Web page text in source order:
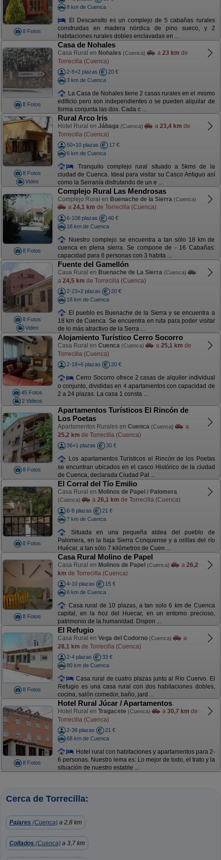
8 Fotos
8 km de Cuenca
El Descansito es un complejo de 5 cabañas rurales
construidas en madera nórdica de pino sueco, y 2
habitaciones rurales dobles enclavadas en ...
8 Fotos
Casa de Nohales
Casa Rural en Nohales (Cuenca) a 23 km de
Torrecilla (Cuenca)
2-8+2 plazas
20 €
3 km de Cuenca
La Casa de Nohales tiene 2 casas rurales en el mismo
edificio pero son independientes o se pueden alquilar de
forma conjunta las dos. Cada c ...
8 Fotos
Video
Rural Arco Iris
Hotel Rural en Jábaga (Cuenca) a 23,4 km de
Torrecilla (Cuenca)
50+10 plazas
17 €
6 km de Cuenca
Tranquilo complejo rural situado a 5kms de la
ciudad de Cuenca. Ideal para visitar su Casco Antiguo así
como la Serranía disfrutando de un e ...
8 Fotos
Complejo Rural Las Mendrosas
Complejo Rural en Buenache de la Sierra (Cuenca)
a 24,1 km de Torrecilla (Cuenca)
6-108 plazas
40 €
18 km de Cuenca
Nuestro complejo se encuentra a tan sólo 18 km de
cuenca en plena sierra. Se compone de - 16 Cabañas:
capacidad para 6 personas con 3 habita ...
8 Fotos
Video
Fuente del Gamellón
Casa Rural en Buenache de La Sierra (Cuenca)
a 24,5 km de Torrecilla (Cuenca)
2-23+2 plazas
20 €
18 km de Cuenca
El pueblo es Buenache de la Sierra y se encuentra a
18 km de Cuenca. Se encuentra en ruta para poder visitar
de lo más atractivo de la Serra ...
45 Fotos
2 Videos
Alojamiento Turístico Cerro Socorro
Casa Rural en Cuenca (Cuenca) a 25,1 km de
Torrecilla (Cuenca)
2-18+6 plazas 20 €
Cerro Socorro ofrece 2 casas de alquiler individual
o conjunto, divididas en 4 apartamentos con capacidad de
2 a 24 plazas. La casa 1 consta ...
8 Fotos
Apartamentos Turísticos El Rincón de
Los Poetas
Apartamentos Rurales en Cuenca (Cuenca)
a
25,2 km de Torrecilla (Cuenca)
36+1 plazas 30 €
Los apartamentos Turísticos el Rincón de los Poetas
se encuntran ubicados en el casco Histórico de la ciudad
de Cuenca, declarada Ciudad Pat ...
8 Fotos
El Corral del Tío Emilio
Casa Rural en Molinos de Papel / Palomera
(Cuenca) a 26,1 km de Torrecilla (Cuenca)
6-8 plazas
21 €
7 km de Cuenca
Situada en una pequeña aldea del pueblo de
Palomera, en la baja Sierra Conquense y a orillas del río
Huécar, a tan sólo 7 kilómetros de Cuen ...
8 Fotos
Casa Rural Molino de Papel
Casa Rural en Molinos de Papel (Cuenca) a 26,2
km de Torrecilla (Cuenca)
4-10 plazas
15 €
6 km de Cuenca
Casa rural de 10 plazas, a tan solo 6 km de Cuenca
capital, en la hoz del Huecar, en un entorno precioso,
patrimonio de la humanidad. Dispon ...
8 Fotos
El Refugio
Casa Rural en Vega del Codorno (Cuenca)
a
28,1 km de Torrecilla (Cuenca)
2-4 plazas
33 €
80 km de Cuenca
Casa rural de cuatro plazas junto al Río Cuervo. El
Refugio es una casa rural con dos habitaciones dobles,
cocina, salón comedor, baño, jard ...
8 Fotos
Hotel Rural Júcar / Apartamentos
Hotel Rural en Tragacete (Cuenca) a 30,7 km de
Torrecilla (Cuenca)
2-36 plazas
21 €
68 km de Cuenca
Hotel rural con habitaciones y apartamentos para 2-
6 personas. Nuestro lema es: Lo mejor de todo, el trato y la
situación de nuestro estable ...
Cerca de Torrecilla:
Pajares (Cuenca) a 2,8 km
Collados (Cuenca) a 3,7 km